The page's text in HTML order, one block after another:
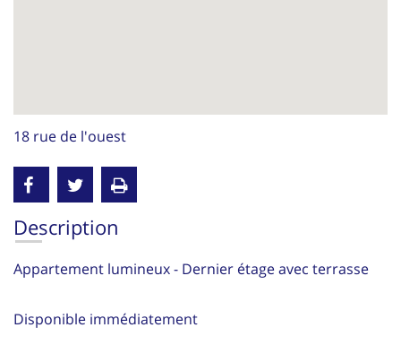
18 rue de l'ouest
Description
Appartement lumineux - Dernier étage avec terrasse
Disponible immédiatement